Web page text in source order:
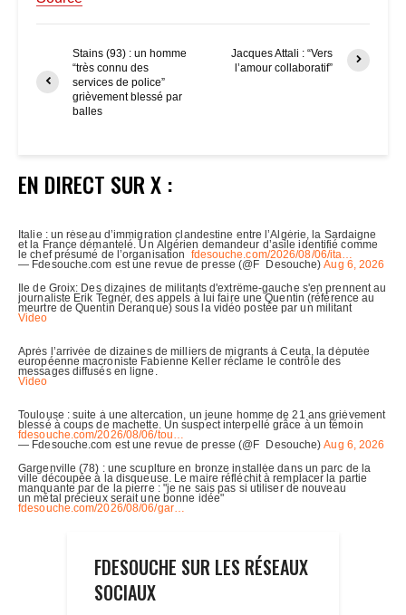
Stains (93) : un homme
“très connu des
services de police”
grièvement blessé par
balles
Jacques Attali : “Vers
l’amour collaboratif”
EN DIRECT SUR X :
FDESOUCHE SUR LES RÉSEAUX
SOCIAUX